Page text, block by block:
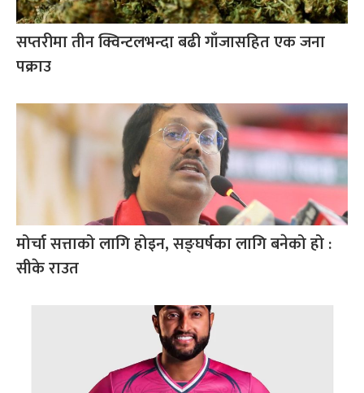
सप्तरीमा तीन क्विन्टलभन्दा बढी गाँजासहित एक जना
पक्राउ
मोर्चा सत्ताको लागि होइन, सङ्घर्षका लागि बनेको हो :
सीके राउत